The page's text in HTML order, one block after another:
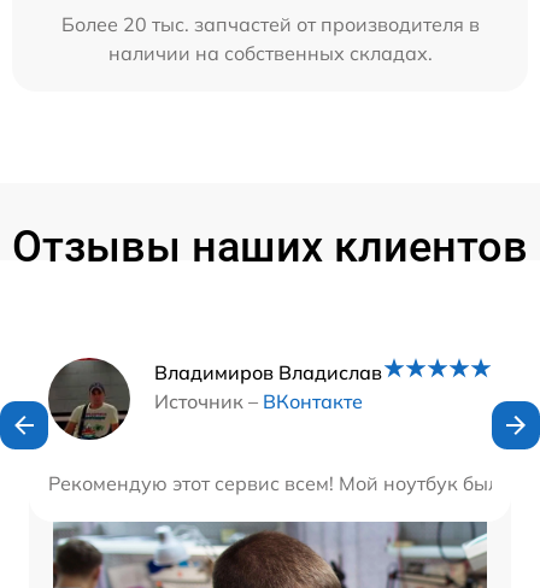
Более 20 тыс. запчастей от производителя в
наличии на собственных складах.
Отзывы наших клиентов
Владимиров Владислав
Источник – ВКонтакте
Рекомендую этот сервис всем! Мой ноутбук был
Наши мастера